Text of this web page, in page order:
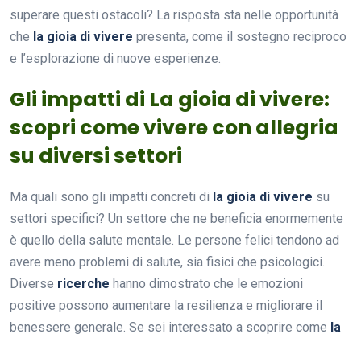
superare questi ostacoli? La risposta sta nelle opportunità
che la gioia di vivere presenta, come il sostegno reciproco
e l’esplorazione di nuove esperienze.
Gli impatti di La gioia di vivere:
scopri come vivere con allegria
su diversi settori
Ma quali sono gli impatti concreti di la gioia di vivere su
settori specifici? Un settore che ne beneficia enormemente
è quello della salute mentale. Le persone felici tendono ad
avere meno problemi di salute, sia fisici che psicologici.
Diverse ricerche hanno dimostrato che le emozioni
positive possono aumentare la resilienza e migliorare il
benessere generale. Se sei interessato a scoprire come la